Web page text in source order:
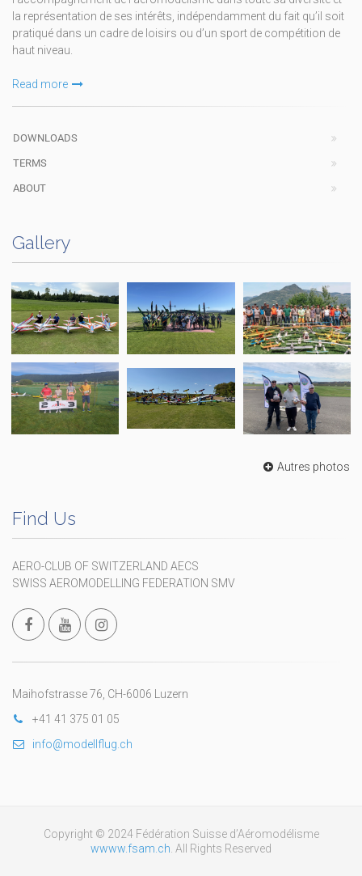
la représentation de ses intérêts, indépendamment du fait qu’il soit
pratiqué dans un cadre de loisirs ou d’un sport de compétition de
haut niveau.
Read more
DOWNLOADS
TERMS
ABOUT
Gallery
Autres photos
Find Us
AERO-CLUB OF SWITZERLAND AECS
SWISS AEROMODELLING FEDERATION SMV
Maihofstrasse 76, CH-6006 Luzern
+41 41 375 01 05
info@modellflug.ch
Copyright © 2024 Fédération Suisse d’Aéromodélisme
wwww.fsam.ch . All Rights Reserved